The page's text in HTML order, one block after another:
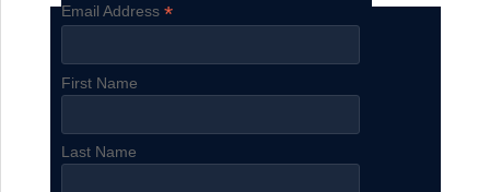
Email Address*
First Name
Last Name